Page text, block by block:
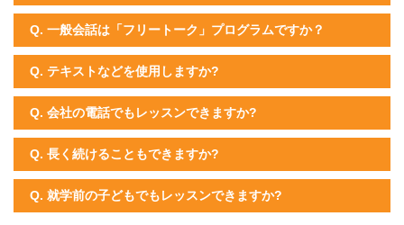
Q. 一般会話は「フリートーク」プログラムですか？
Q. テキストなどを使用しますか?
Q. 会社の電話でもレッスンできますか?
Q. 長く続けることもできますか?
Q. 就学前の子どもでもレッスンできますか?